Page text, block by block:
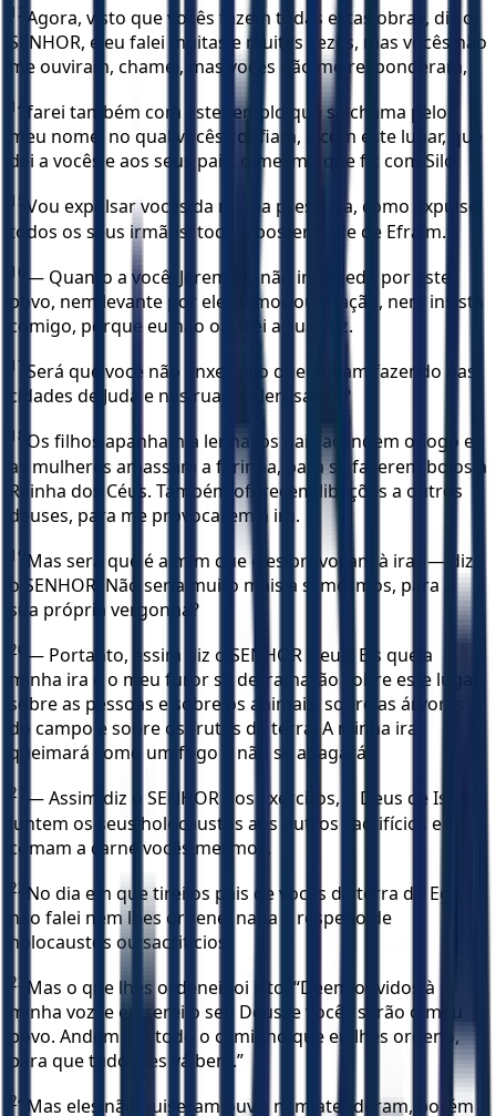
13 Agora, visto que vocês fazem todas estas obras, diz o
SENHOR, e eu falei muitas e muitas vezes, mas vocês não
me ouviram, chamei, mas vocês não me responderam,
14 farei também com este templo que se chama pelo
meu nome, no qual vocês confiam, e com este lugar, que
dei a vocês e aos seus pais, o mesmo que fiz com Siló.
15 Vou expulsar vocês da minha presença, como expulsei
todos os seus irmãos, toda a posteridade de Efraim.
16 — Quanto a você, Jeremias, não interceda por este
povo, nem levante por ele clamor ou oração, nem insista
comigo, porque eu não ouvirei a sua voz.
17 Será que você não enxerga o que andam fazendo nas
cidades de Judá e nas ruas de Jerusalém?
18 Os filhos apanham a lenha, os pais acendem o fogo e
as mulheres amassam a farinha, para se fazerem bolos à
Rainha dos Céus. Também oferecem libações a outros
deuses, para me provocarem à ira.
19 Mas será que é a mim que eles provocam à ira? — diz
o SENHOR. Não seria muito mais a si mesmos, para a
sua própria vergonha?
20 — Portanto, assim diz o SENHOR Deus: Eis que a
minha ira e o meu furor se derramarão sobre este lugar,
sobre as pessoas e sobre os animais, sobre as árvores
do campo e sobre os frutos da terra. A minha ira
queimará como um fogo e não se apagará.
21
— Assim diz o SENHOR dos Exércitos, o Deus de Israel:
Juntem os seus holocaustos aos outros sacrifícios e
comam a carne vocês mesmos.
22 No dia em que tirei os pais de vocês da terra do Egito,
não falei nem lhes ordenei nada a respeito de
holocaustos ou sacrifícios.
23 Mas o que lhes ordenei foi isto: “Deem ouvidos à
minha voz, e eu serei o seu Deus, e vocês serão o meu
povo. Andem em todo o caminho que eu lhes ordeno,
para que tudo lhes vá bem.”
24 Mas eles não quiseram ouvir, nem atenderam, porém